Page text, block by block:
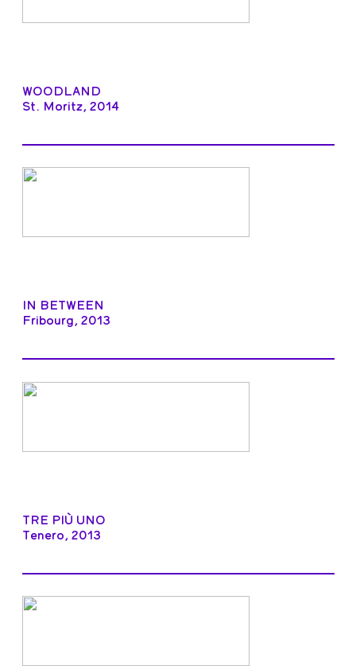
WOODLAND
St. Moritz, 2014
IN BETWEEN
Fribourg, 2013
TRE PIÙ UNO
Tenero, 2013